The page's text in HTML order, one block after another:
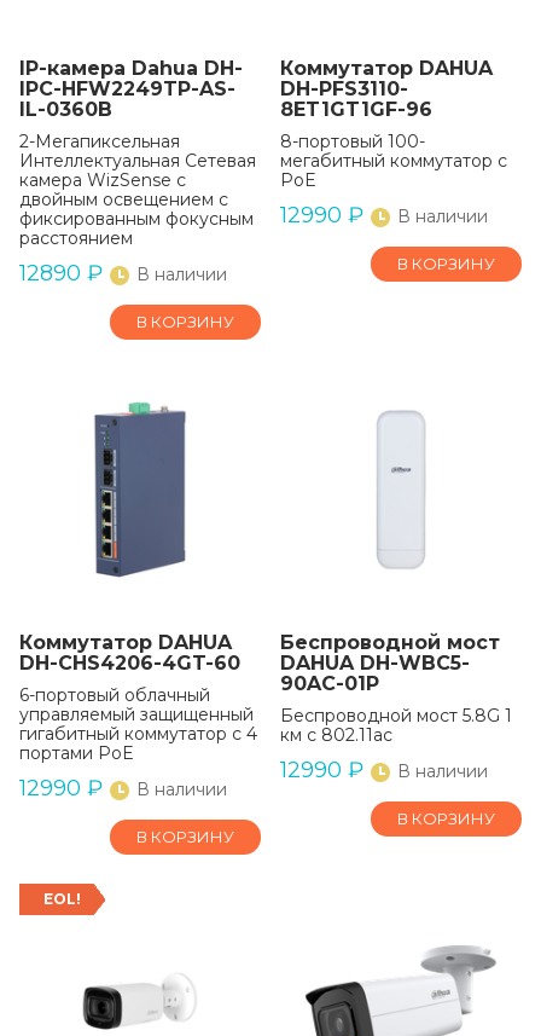
IP-камера Dahua DH-
IPC-HFW2249TP-AS-
IL-0360B
2-Мегапиксельная
Интеллектуальная Сетевая
камера WizSense с
двойным освещением с
фиксированным фокусным
расстоянием
12890 ₽ В наличии
В КОРЗИНУ
Коммутатор DAHUA
DH-PFS3110-
8ET1GT1GF-96
8-портовый 100-
мегабитный коммутатор с
PoE
12990 ₽ В наличии
В КОРЗИНУ
Коммутатор DAHUA
DH-CHS4206-4GT-60
6-портовый облачный
управляемый защищенный
гигабитный коммутатор с 4
портами PoE
12990 ₽ В наличии
В КОРЗИНУ
Беспроводной мост
DAHUA DH-WBC5-
90AC-01P
Беспроводной мост 5.8G 1
км с 802.11ac
12990 ₽ В наличии
В КОРЗИНУ
EOL!